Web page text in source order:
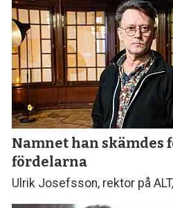
Namnet han skämdes
fördelarna
Ulrik Josefsson, rektor på